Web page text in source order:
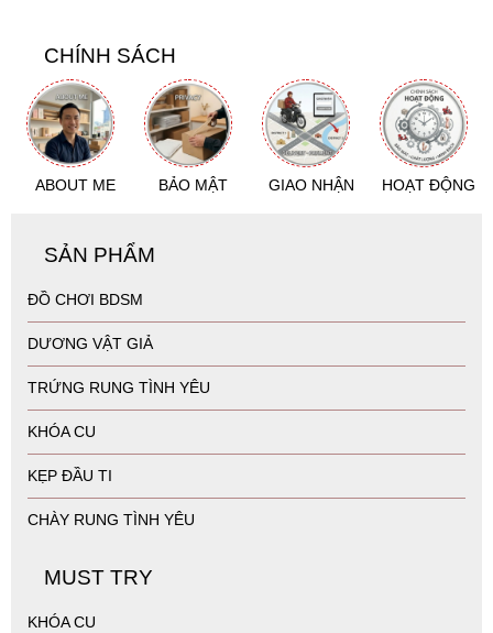
CHÍNH SÁCH
ABOUT ME BẢO MẬT GIAO NHẬN HOẠT ĐỘNG
SẢN PHẨM
ĐỒ CHƠI BDSM
DƯƠNG VẬT GIẢ
TRỨNG RUNG TÌNH YÊU
KHÓA CU
KẸP ĐẦU TI
CHÀY RUNG TÌNH YÊU
MUST TRY
KHÓA CU